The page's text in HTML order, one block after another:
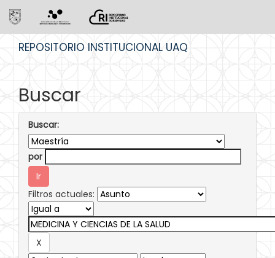
REPOSITORIO INSTITUCIONAL UAQ
Buscar
Buscar:
por
Filtros actuales: